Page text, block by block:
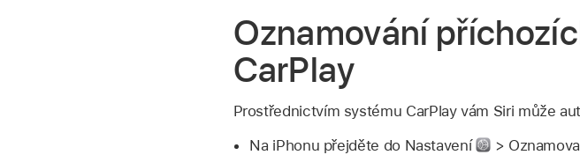
Oznamování
CarPlay
Prostřednictvím systému CarPlay vám Siri může
Na iPhonu přejděte do Nastavení
>